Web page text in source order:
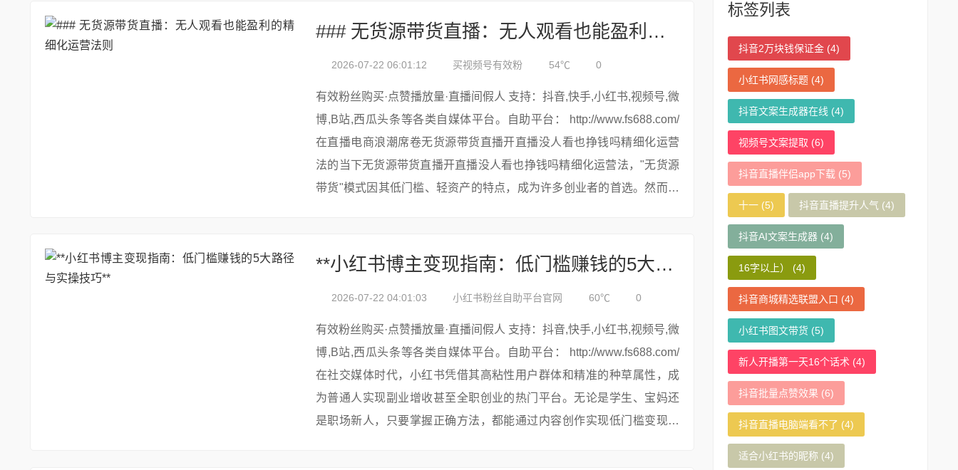
### 无货源带货直播：无人观看也能盈利的精细化运营法则
2026-07-22 06:01:12 买视频号有效粉 54℃ 0
有效粉丝购买·点赞播放量·直播间假人 支持：抖音,快手,小红书,视频号,微
博,B站,西瓜头条等各类自媒体平台。自助平台： http://www.fs688.com/
在直播电商浪潮席卷无货源带货直播开直播没人看也挣钱吗精细化运营
法的当下无货源带货直播开直播没人看也挣钱吗精细化运营法，"无货源
带货"模式因其低门槛、轻资产的特点，成为许多创业者的首选。然而，
**小红书博主变现指南：低门槛赚钱的5大路径与实操技巧**
2026-07-22 04:01:03 小红书粉丝自助平台官网 60℃ 0
有效粉丝购买·点赞播放量·直播间假人 支持：抖音,快手,小红书,视频号,微
博,B站,西瓜头条等各类自媒体平台。自助平台： http://www.fs688.com/
在社交媒体时代，小红书凭借其高粘性用户群体和精准的种草属性，成
为普通人实现副业增收甚至全职创业的热门平台。无论是学生、宝妈还
是职场新人，只要掌握正确方法，都能通过内容创作实现低门槛变现。
标签列表
抖音2万块钱保证金(4)
小红书网感标题(4)
抖音文案生成器在线(4)
视频号文案提取 (6)
抖音直播伴侣app下载(5)
十一(5) 抖音直播提升人气(4)
抖音AI文案生成器(4)
16字以上） (4)
抖音商城精选联盟入口 (4)
小红书图文带货(5)
新人开播第一天16个话术(4)
抖音批量点赞效果 (6)
抖音直播电脑端看不了 (4)
适合小红书的昵称 (4)